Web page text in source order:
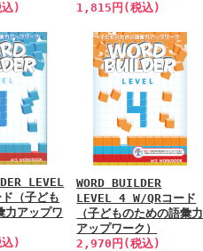
)
1,815円(税込)
LEVEL
（子ども
力アップワ
)
WORD BUILDER
LEVEL 4 W/QRコード
（子どものための語彙力
アップワーク）
2,970円(税込)